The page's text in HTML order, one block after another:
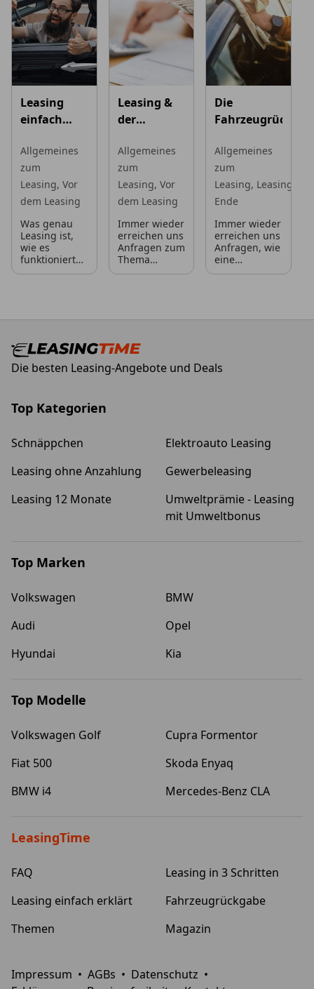
Leasing
einfach
Allgemeines
zum
Leasing, Vor
dem Leasing
Was genau
Leasing ist,
wie es
funktioniert
und, vor
man daraus
Privatperson
oder
Unternehmen
Ihnen im
Folgenden so
möglich
nahebringen.
Leasing &
der
Vorteil
Allgemeines
zum
Leasing, Vor
dem Leasing
Immer wieder
erreichen uns
Anfragen zum
Thema
„geldwerter
dahinter, für
relevant und
was sollte
man dabei
beachten?
Die
Allgemeines
zum
Leasing, Leasing-
Ende
Immer wieder
erreichen uns
Anfragen, wie
eine
Fahrzeugrückgabe
dabei zu
Sorge
Ende doch
noch
Folgekosten
zieht, etwa
durch
entstandene
Die besten Leasing-Angebote und Deals
Top Kategorien
Schnäppchen
Elektroauto Leasing
Leasing ohne Anzahlung
Gewerbeleasing
Leasing 12 Monate
Umweltprämie - Leasing
mit Umweltbonus
Top Marken
Volkswagen
BMW
Audi
Opel
Hyundai
Kia
Top Modelle
Volkswagen Golf
Cupra Formentor
Fiat 500
Skoda Enyaq
BMW i4
Mercedes-Benz CLA
LeasingTime
FAQ
Leasing in 3 Schritten
Leasing einfach erklärt
Fahrzeugrückgabe
Themen
Magazin
Impressum • AGBs • Datenschutz •